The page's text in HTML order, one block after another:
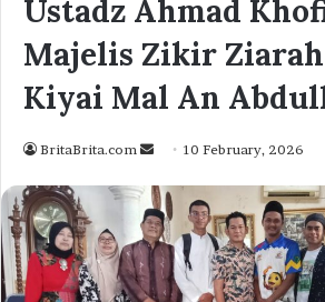
Ustadz Ahmad
Majelis Zikir
Kiyai Mal An
BritaBrita.com
Send
email
10 February, 2026